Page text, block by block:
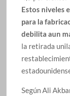
Estos niveles
para la
debilita aun
la retirada
Según Ali